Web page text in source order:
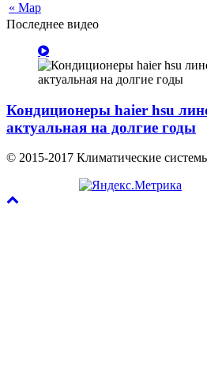
« Мар
Последнее видео
Кондиционеры haier hsu
актуальная на долгие годы
© 2015-2017 Климатические